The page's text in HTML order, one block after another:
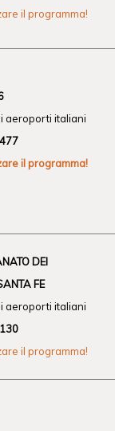
il programma!
aeroporti italiani
il programma!
DEI
FE
aeroporti italiani
il programma!